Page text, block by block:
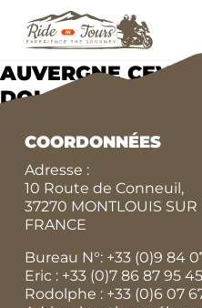
AUVERGNE
DOLOMITES
COORDONNÉES
Adresse :
10 Route de Conneuil,
37270 MONTLOUIS SUR
FRANCE
Bureau N°: +33 (0)9 84
Eric : +33 (0)7 86 87 95 45
Rodolphe : +33 (0)6 07